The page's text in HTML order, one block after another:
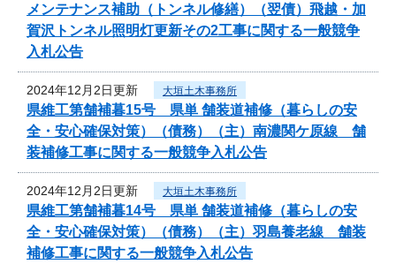
メンテナンス補助（トンネル修繕）（翌債）飛越・加
賀沢トンネル照明灯更新その2工事に関する一般競争
入札公告
2024年12月2日更新 大垣土木事務所
県維工第舗補暮15号 県単 舗装道補修（暮らしの安
全・安心確保対策）（債務）（主）南濃関ケ原線 舗
装補修工事に関する一般競争入札公告
2024年12月2日更新 大垣土木事務所
県維工第舗補暮14号 県単 舗装道補修（暮らしの安
全・安心確保対策）（債務）（主）羽島養老線 舗装
補修工事に関する一般競争入札公告